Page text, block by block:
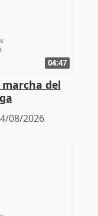
04:47
marcha del
08/2026